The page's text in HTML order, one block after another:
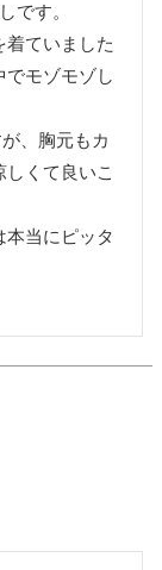
です。
ていました
でモゾモゾし
、胸元もカ
くて良いこ
本当にピッタ